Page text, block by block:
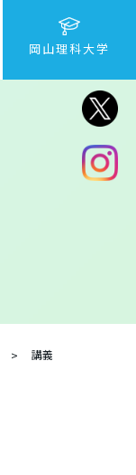
岡山理科大学
講義